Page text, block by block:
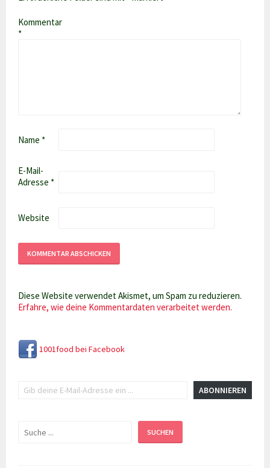
Kommentar
*
Name *
E-Mail-
Adresse *
Website
Diese Website verwendet Akismet, um Spam zu reduzieren.
Erfahre, wie deine Kommentardaten verarbeitet werden.
1001food bei Facebook
ABONNIEREN
Suchen SUCHEN